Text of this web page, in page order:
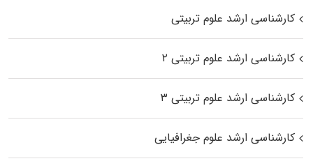
کارشناسی ارشد علوم تربیتی
کارشناسی ارشد علوم تربیتی ۲
کارشناسی ارشد علوم تربیتی ۳
کارشناسی ارشد علوم جغرافیایی